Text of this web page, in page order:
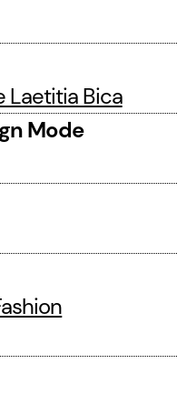
Laetitia Bica
Mode